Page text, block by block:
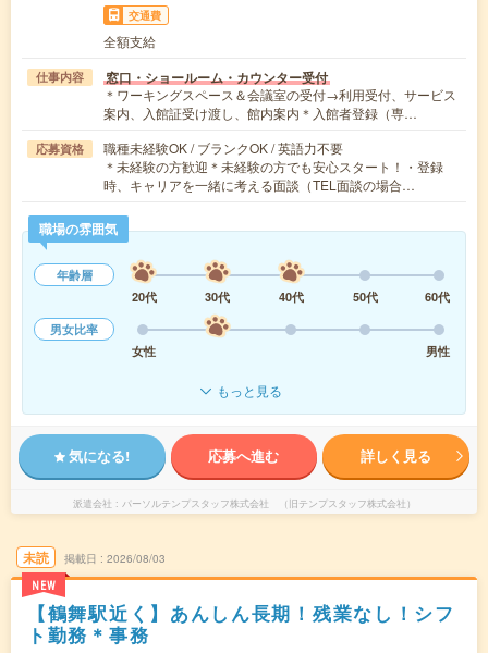
交通費
全額支給
仕事内容 窓口・ショールーム・カウンター受付
＊ワーキングスペース＆会議室の受付→利用受付、サービス
案内、入館証受け渡し、館内案内＊入館者登録（専…
応募資格
職種未経験OK / ブランクOK / 英語力不要
＊未経験の方歓迎＊未経験の方でも安心スタート！・登録
時、キャリアを一緒に考える面談（TEL面談の場合…
職場の雰囲気
年齢層
20代
30代 40代 50代
60代
男女比率
女性
男性
もっと見る
気になる! 応募へ進む 詳しく見る
派遣会社 パーソルテンプスタッフ株式会社 （旧テンプスタッフ株式会社）
未読
NEW
掲載日 2026/08/03
【鶴舞駅近く】あんしん長期！残業なし！シフ
ト勤務＊事務